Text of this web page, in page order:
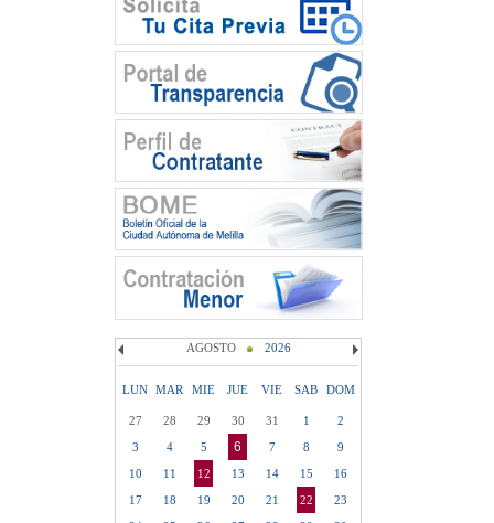
AGOSTO 2026
LUN MAR MIE JUE VIE SAB DOM
27 28 29 30 31 1
2
3
4 5 6 7 8
9
10
11 12 13 14 15
16
17
18 19 20 21 22
23